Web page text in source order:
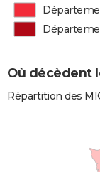
Où décèdent
Répartition des